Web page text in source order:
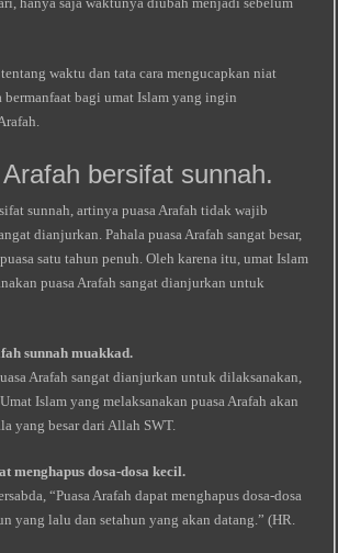
waktu dan tata cara mengucapkan niat
bermanfaat bagi umat Islam yang ingin
bersifat sunnah.
sunnah, artinya puasa Arafah tidak wajib
dianjurkan. Pahala puasa Arafah sangat besar,
satu tahun penuh. Oleh karena itu, umat Islam
puasa Arafah sangat dianjurkan untuk
sunnah muakkad.
Arafah sangat dianjurkan untuk dilaksanakan,
Islam yang melaksanakan puasa Arafah akan
yang besar dari Allah SWT.
menghapus dosa-dosa kecil.
“Puasa Arafah dapat menghapus dosa-dosa
yang lalu dan setahun yang akan datang.” (HR.